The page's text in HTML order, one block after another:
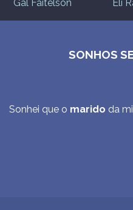
Gal Faitelson Eli
SONHOS
Sonhei que o marido da